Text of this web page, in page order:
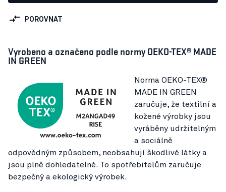
POROVNAT
Vyrobeno a označeno podle normy OEKO-TEX® MADE
IN GREEN
Norma OEKO-TEX®
MADE IN GREEN
zaručuje, že textilní a
kožené výrobky jsou
vyráběny udržitelným
a sociálně
odpovědným způsobem, neobsahují škodlivé látky a
jsou plně dohledatelné. To spotřebitelům zaručuje
bezpečný a ekologický výrobek.